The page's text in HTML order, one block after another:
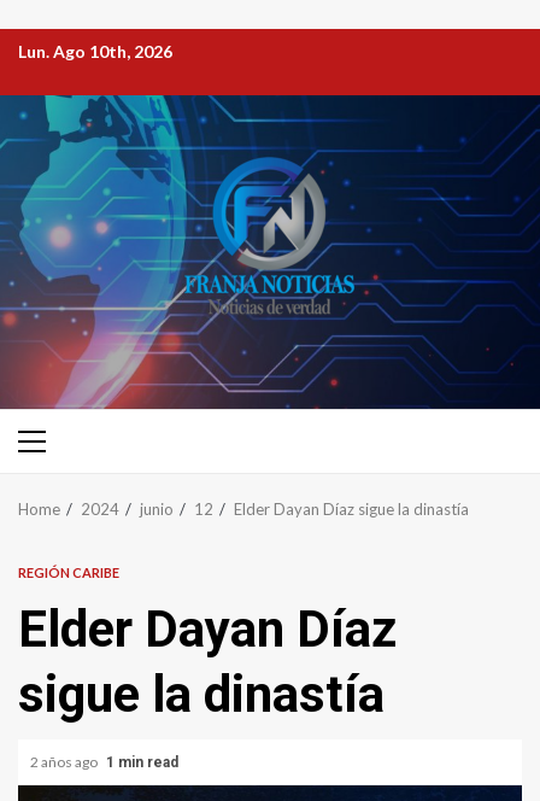
Lun. Ago 10th, 2026
Home 2024 junio 12 Elder Dayan Díaz sigue la dinastía
REGIÓN CARIBE
Elder Dayan Díaz
sigue la dinastía
2 años ago 1 min read